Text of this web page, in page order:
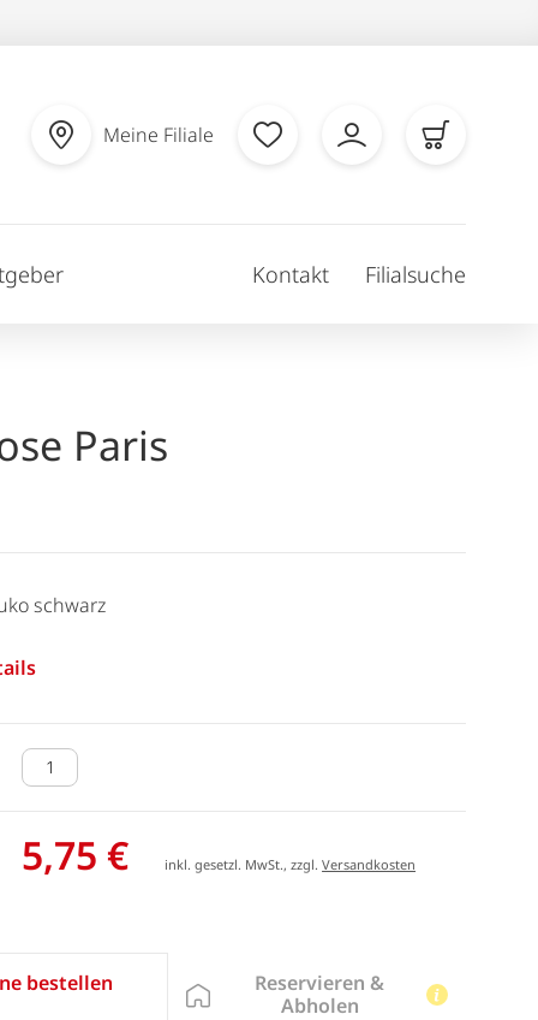
Meine Filiale
Kontakt Filialsuche
Paris
schwarz
5,75 € inkl. gesetzl. MwSt., zzgl.Versandkosten
bestellen
Reservieren &
Abholen